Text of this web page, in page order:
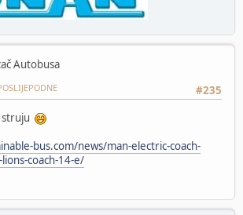
Autobusa
#235
bus.com/news/man-electric-coach-
coach-14-e/